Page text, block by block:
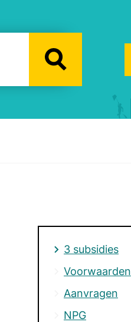
3 subsidies
Voorwaarden
Aanvragen
NPG